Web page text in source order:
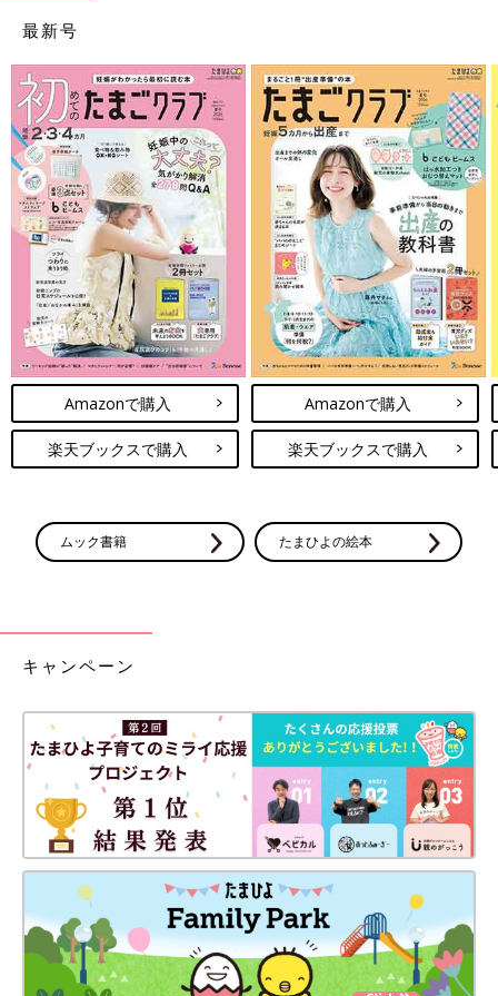
最新号
Amazonで購入
楽天ブックスで購入
Amazonで購入
楽天ブックスで購入
ムック書籍 たまひよの絵本
キャンペーン